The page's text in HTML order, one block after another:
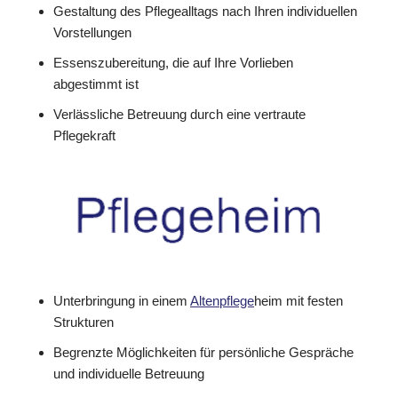
Gestaltung des Pflegealltags nach Ihren individuellen
Vorstellungen
Essenszubereitung, die auf Ihre Vorlieben
abgestimmt ist
Verlässliche Betreuung durch eine vertraute
Pflegekraft
Unterbringung in einem Altenpflegeheim mit festen
Strukturen
Begrenzte Möglichkeiten für persönliche Gespräche
und individuelle Betreuung